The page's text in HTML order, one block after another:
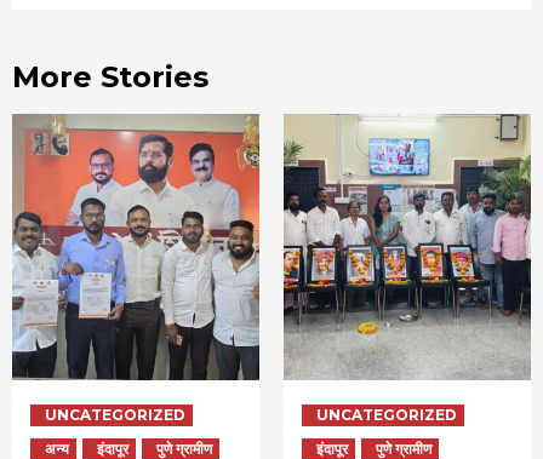
More Stories
UNCATEGORIZED
अन्य
इंदापूर
पुणे ग्रामीण
UNCATEGORIZED
इंदापूर
पुणे ग्रामीण